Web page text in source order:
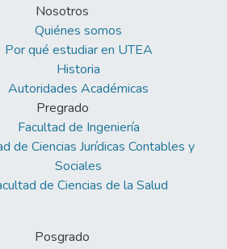
Nosotros
Quiénes somos
Por qué estudiar en UTEA
Historia
Autoridades Académicas
Pregrado
Facultad de Ingeniería
de Ciencias Jurídicas Contables y
Sociales
de Ciencias de la Salud
Posgrado